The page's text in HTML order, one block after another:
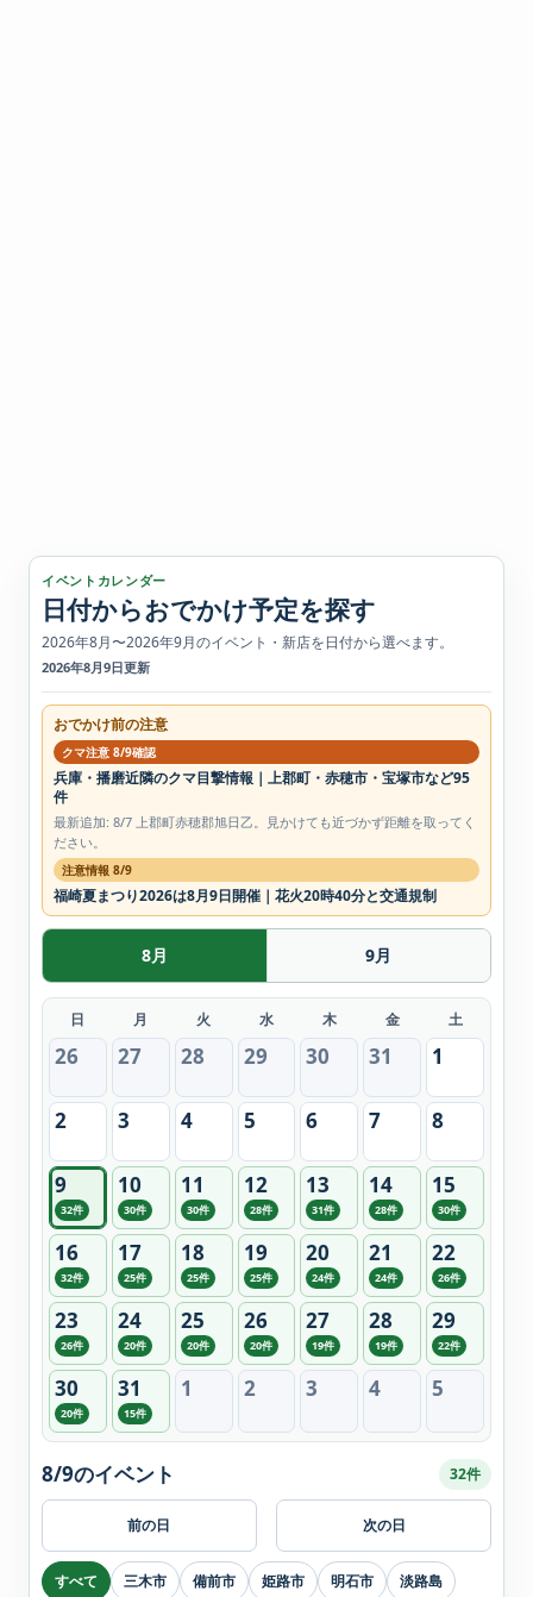
イベントカレンダー
日付からおでかけ予定を探す
2026年8月〜2026年9月のイベント・新店を日付から選べます。
2026年8月9日更新
おでかけ前の注意
クマ注意 8/9確認
兵庫・播磨近隣のクマ目撃情報｜上郡町・赤穂市・宝塚市など95
件
最新追加: 8/7 上郡町赤穂郡旭日乙。見かけても近づかず距離を取ってく
ださい。
注意情報 8/9
福崎夏まつり2026は8月9日開催｜花火20時40分と交通規制
8月 9月
日 月 火 水 木 金 土
26 27 28 29 30 31 1
2 3 4 5 6 7 8
9
32件
10
30件
11
30件
12
28件
13
31件
14
28件
15
30件
16
32件
17
25件
18
25件
19
25件
20
24件
21
24件
22
26件
23
26件
24
20件
25
20件
26
20件
27
19件
28
19件
29
22件
30
20件
31
15件
1 2 3 4 5
前の日
8/9のイベント 32件
次の日
すべて 三木市 備前市 姫路市 明石市 淡路島